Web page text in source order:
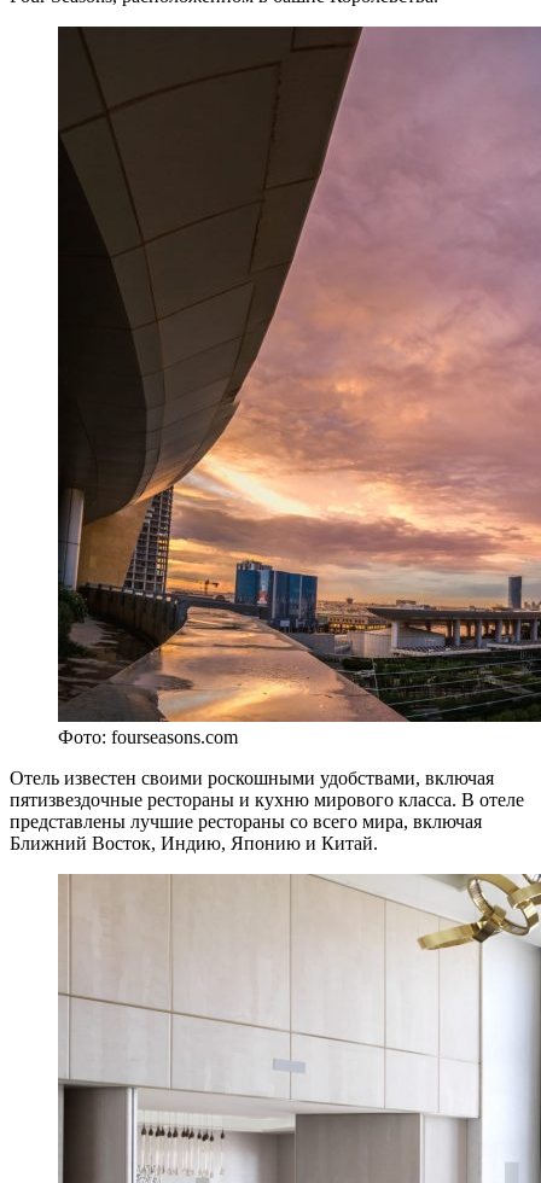
Фото: fourseasons.com
Отель известен своими роскошными удобствами, включая
пятизвездочные рестораны и кухню мирового класса. В отеле
представлены лучшие рестораны со всего мира, включая
Ближний Восток, Индию, Японию и Китай.